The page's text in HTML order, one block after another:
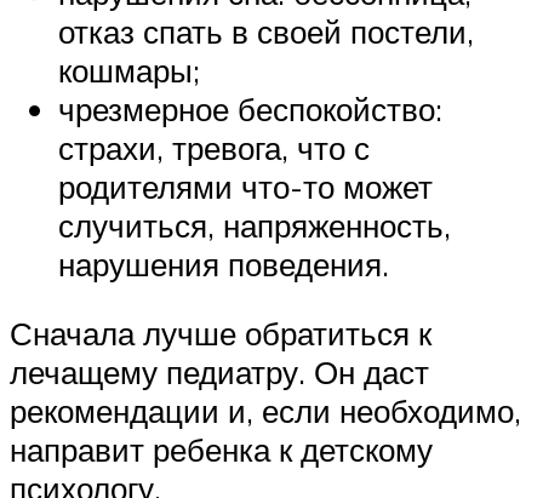
отказ спать в своей постели,
кошмары;
чрезмерное беспокойство:
страхи, тревога, что с
родителями что-то может
случиться, напряженность,
нарушения поведения.
Сначала лучше обратиться к
лечащему педиатру. Он даст
рекомендации и, если необходимо,
направит ребенка к детскому
психологу.